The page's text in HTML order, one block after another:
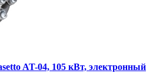
AT-04, 105 кВт, электронный